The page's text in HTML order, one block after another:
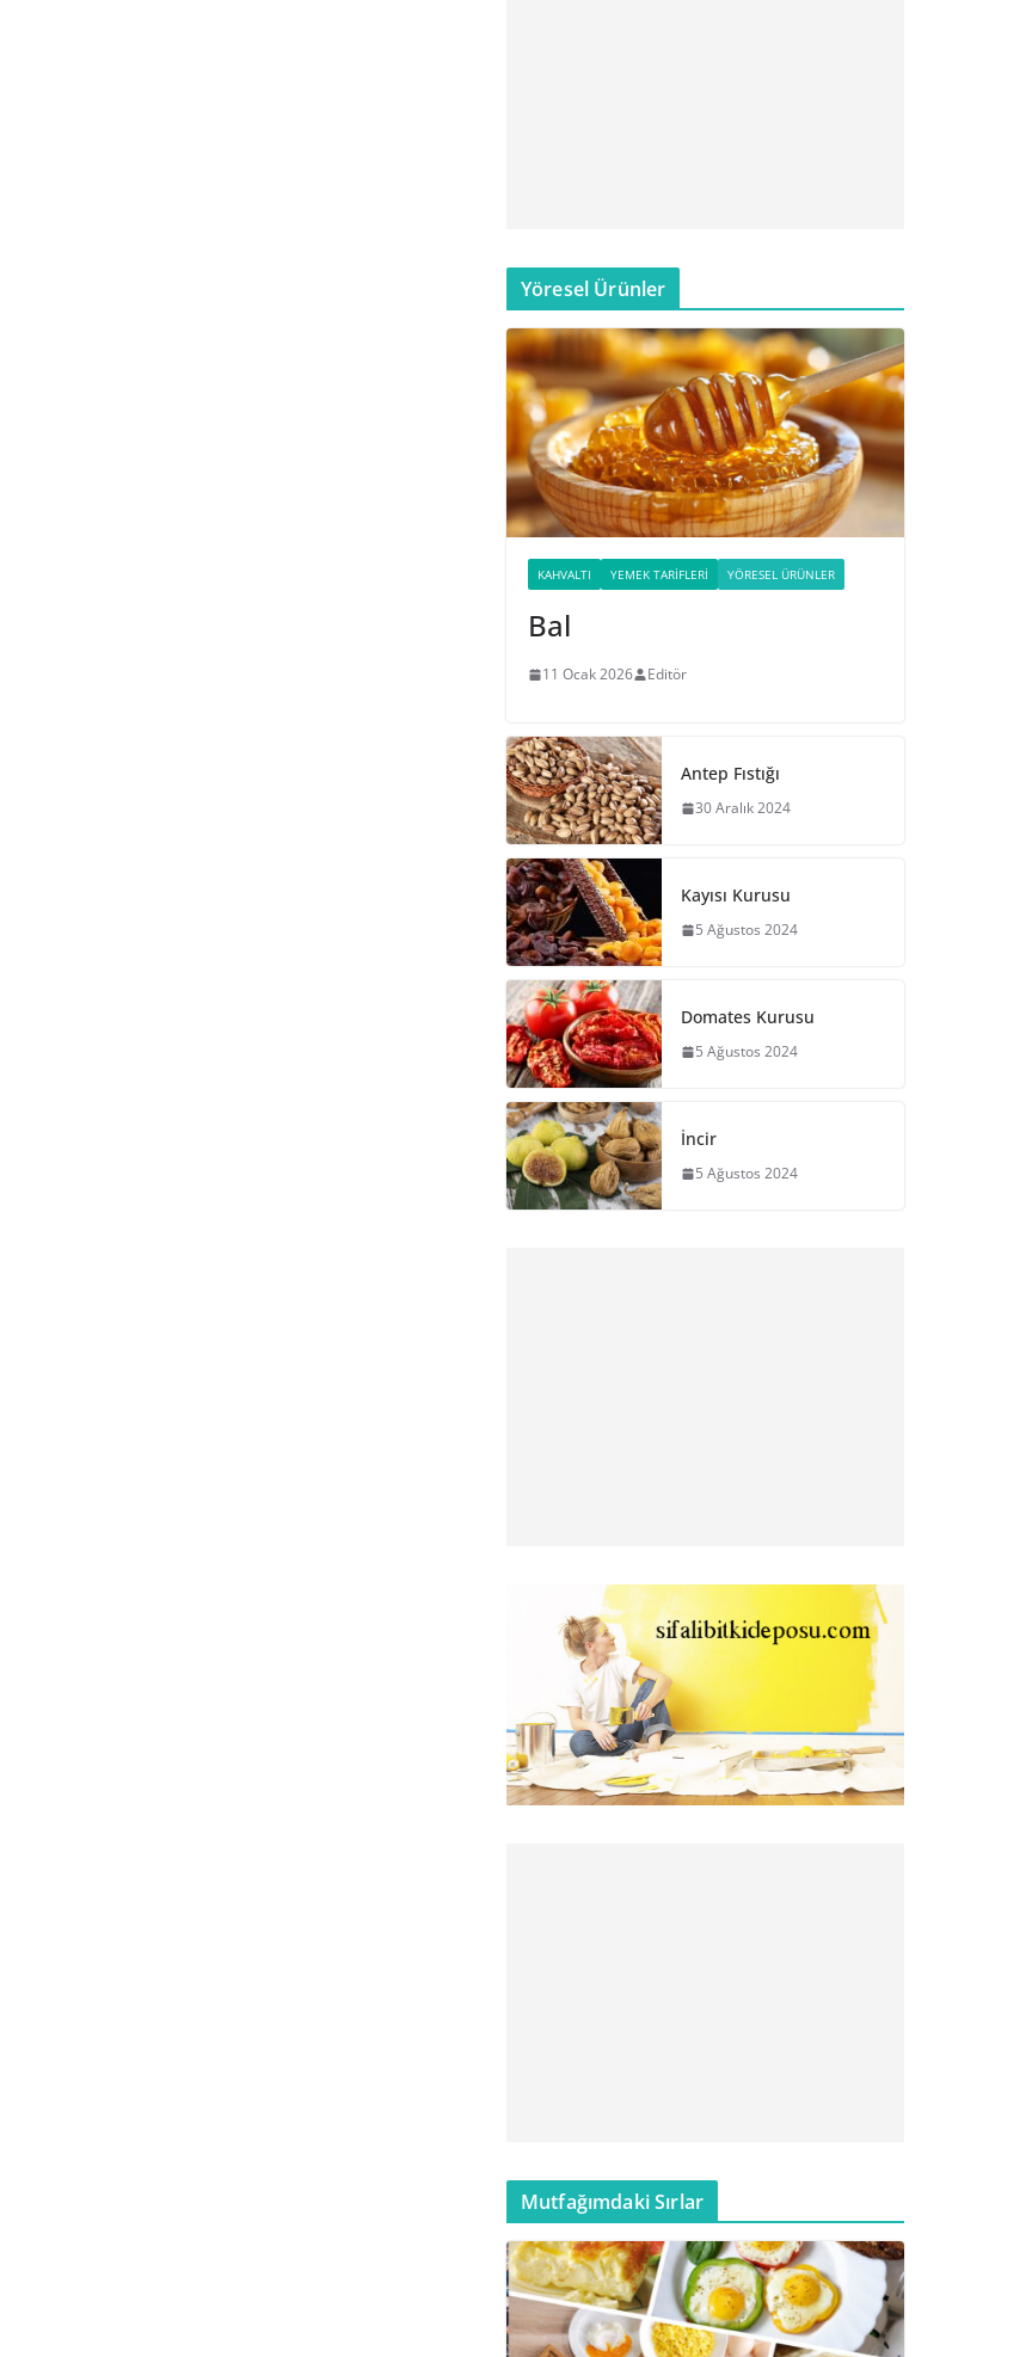
Yöresel Ürünler
KAHVALTI YEMEK TARIFLERI YÖRESEL ÜRÜNLER
Bal
11 Ocak 2026 Editör
Antep Fıstığı
30 Aralık 2024
Kayısı Kurusu
5 Ağustos 2024
Domates Kurusu
5 Ağustos 2024
İncir
5 Ağustos 2024
Mutfağımdaki Sırlar